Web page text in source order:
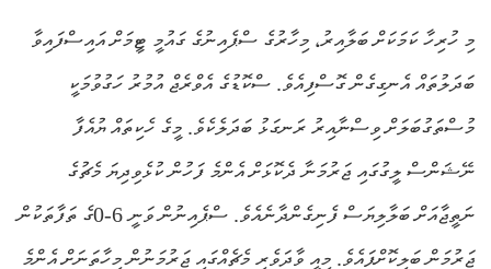
މި ހުރިހާ ކަމަކަށް ބަލާއިރު، މިހާރުގެ ސްޕެއިނުގެ ގައުމީ ޓީމަށް އައިސްފައިވާ
ބަދަލުތައް އެނގިގެން ގޮސްފިއެވެ. ސްކޮޑުގެ އެވްރެޖް އުމުރު ހަގުވުމަކީ
މުސްތަގުބަލަށް ވިސްނާއިރު ރަނގަޅު ބަދަލެކެވެ. މީގެ ހެކިތައް ޔުއެފާ
ނޭޝަންސް ލީގުގައި ޖަރުމަނާ ދެކޮޅަށް އެންމެ ފަހުން ކުޅެވިދިޔަ މެޗުގެ
ނަތީޖާއަށް ބަލާލިޔަސް ފެނިގެންދާނެއެވެ. ސްޕެއިނުން ވަނީ 6-0ގެ ތަފާތަކުން
ޖަރުމަން ބަލިކޮށްފައެވެ. މިއީ ވާދަވެރި މެޗެއްގައި ޖަރުމަނުން މިހާތަނަށް އެންމެ